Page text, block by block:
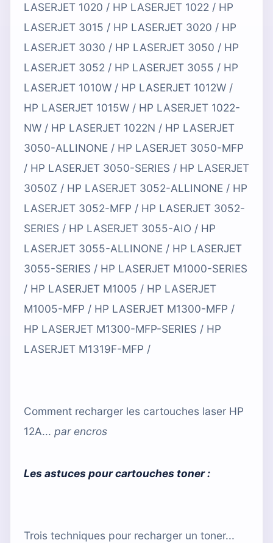
LASERJET 1020 / HP LASERJET 1022 / HP
LASERJET 3015 / HP LASERJET 3020 / HP
LASERJET 3030 / HP LASERJET 3050 / HP
LASERJET 3052 / HP LASERJET 3055 / HP
LASERJET 1010W / HP LASERJET 1012W /
HP LASERJET 1015W / HP LASERJET 1022-
NW / HP LASERJET 1022N / HP LASERJET
3050-ALLINONE / HP LASERJET 3050-MFP
/ HP LASERJET 3050-SERIES / HP LASERJET
3050Z / HP LASERJET 3052-ALLINONE / HP
LASERJET 3052-MFP / HP LASERJET 3052-
SERIES / HP LASERJET 3055-AIO / HP
LASERJET 3055-ALLINONE / HP LASERJET
3055-SERIES / HP LASERJET M1000-SERIES
/ HP LASERJET M1005 / HP LASERJET
M1005-MFP / HP LASERJET M1300-MFP /
HP LASERJET M1300-MFP-SERIES / HP
LASERJET M1319F-MFP /
Comment recharger les cartouches laser HP
12A... parencros
Les astuces pour cartouches toner :
Trois techniques pour recharger un toner...